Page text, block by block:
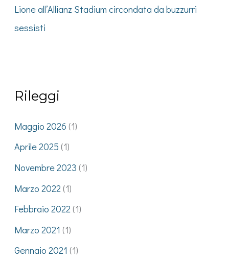
Lione all’Allianz Stadium circondata da buzzurri
sessisti
Rileggi
Maggio 2026 (1)
Aprile 2025 (1)
Novembre 2023 (1)
Marzo 2022 (1)
Febbraio 2022(1)
Marzo 2021 (1)
Gennaio 2021 (1)